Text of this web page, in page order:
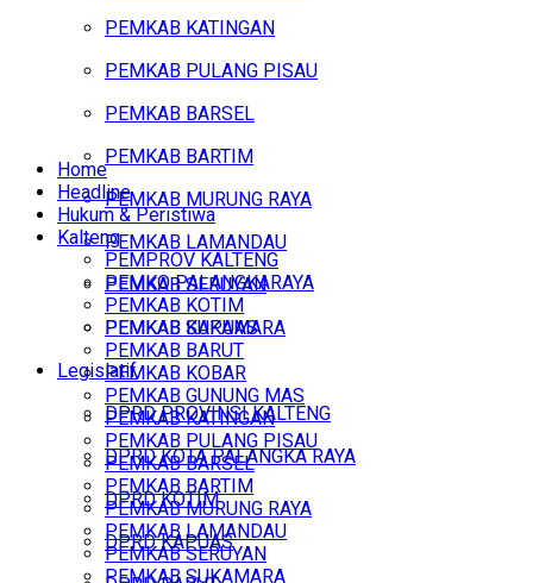
PEMKAB KATINGAN
PEMKAB PULANG PISAU
PEMKAB BARSEL
PEMKAB BARTIM
PEMKAB MURUNG RAYA
PEMKAB LAMANDAU
PEMKAB SERUYAN
PEMKAB SUKAMARA
Legislatif
DPRD PROVINSI KALTENG
DPRD KOTA PALANGKA RAYA
DPRD KOTIM
DPRD KAPUAS
Home
Headline
Hukum & Peristiwa
Kalteng
PEMPROV KALTENG
PEMKO PALANGKARAYA
PEMKAB KOTIM
PEMKAB KAPUAS
PEMKAB BARUT
PEMKAB KOBAR
PEMKAB GUNUNG MAS
PEMKAB KATINGAN
PEMKAB PULANG PISAU
PEMKAB BARSEL
PEMKAB BARTIM
PEMKAB MURUNG RAYA
PEMKAB LAMANDAU
PEMKAB SERUYAN
PEMKAB SUKAMARA